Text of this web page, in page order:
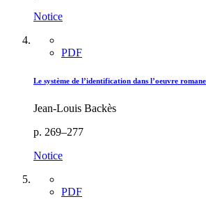
Notice
PDF
Le système de l’identification dans l’oeuvre
Jean-Louis Backès
p. 269–277
Notice
PDF